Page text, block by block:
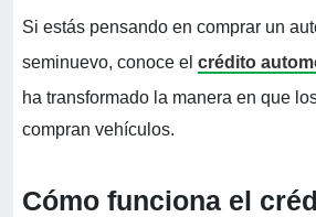
Si estás pensando en comprar un
seminuevo, conoce el crédito
ha transformado la manera en que
compran vehículos.
Cómo funciona el